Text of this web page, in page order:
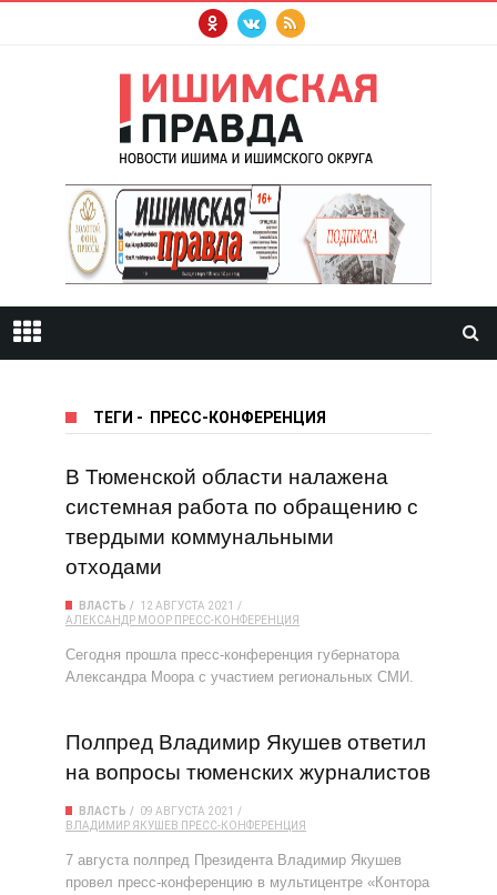
ТЕГИ - ПРЕСС-КОНФЕРЕНЦИЯ
В Тюменской области налажена
системная работа по обращению с
твердыми коммунальными
отходами
ВЛАСТЬ
12 АВГУСТА 2021
АЛЕКСАНДР МООР ПРЕСС-КОНФЕРЕНЦИЯ
Сегодня прошла пресс-конференция губернатора
Александра Моора с участием региональных СМИ.
Полпред Владимир Якушев ответил
на вопросы тюменских журналистов
ВЛАСТЬ
09 АВГУСТА 2021
ВЛАДИМИР ЯКУШЕВ ПРЕСС-КОНФЕРЕНЦИЯ
7 августа полпред Президента Владимир Якушев
провел пресс-конференцию в мультицентре «Контора